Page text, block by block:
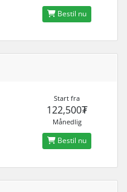
Bestil nu
Start fra
122,500₮
Månedlig
Bestil nu